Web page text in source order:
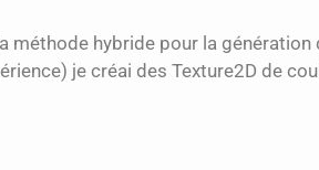
méthode hybride pour la
je créai des Texture2D de